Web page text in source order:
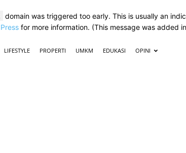
domain was triggered too early. This is usually an
for more information. (This message was added
LIFESTYLE PROPERTI UMKM EDUKASI OPINI